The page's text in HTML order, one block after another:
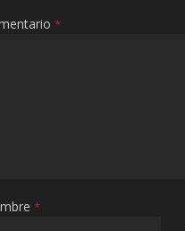
*
*